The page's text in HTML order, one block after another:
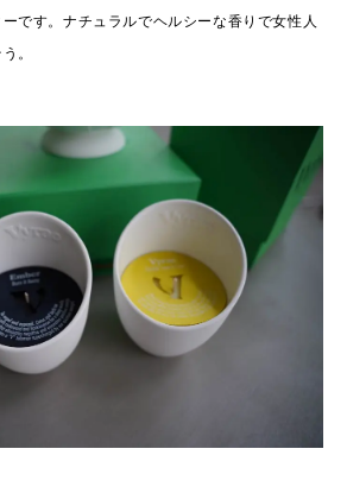
です。ナチュラルでヘルシーな香りで女性人
。